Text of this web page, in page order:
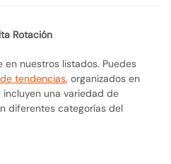
Rotación
nuestros listados. Puedes
tendencias, organizados en
una variedad de
diferentes categorías del